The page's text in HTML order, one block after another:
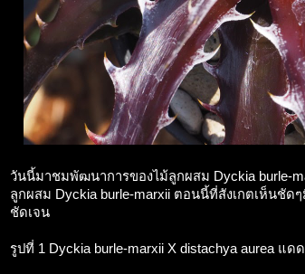
วันนี้มาชมพัฒนาการของไม้ลูกผสม Dyckia burle-
ลูกผสม Dyckia burle-marxii ตอนนี้ที่สังเกตเห็นชัด
ชัดเจน
รูปที่ 1 Dyckia burle-marxii X distachya aurea แด